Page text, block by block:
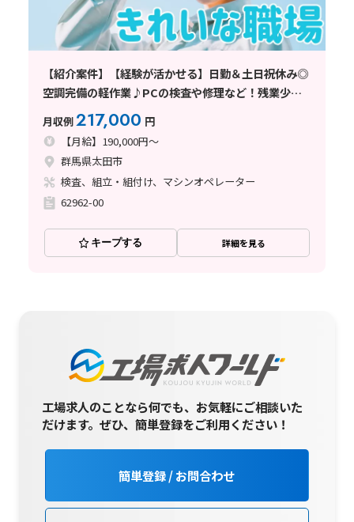
【紹介案件】【経験が活かせる】日勤＆土日祝休み◎
空調完備の軽作業♪PCの検査や修理など！残業少な
月収例217,000 円
【月給】190,000円～
群馬県太田市
検査、組立・組付け、マシンオペレーター
62962-00
キープする 詳細を見る
工場求人のことなら何でも、お気軽にご相談いた
だけます。ぜひ、簡単登録をご利用ください！
簡単登録 / お問合わせ